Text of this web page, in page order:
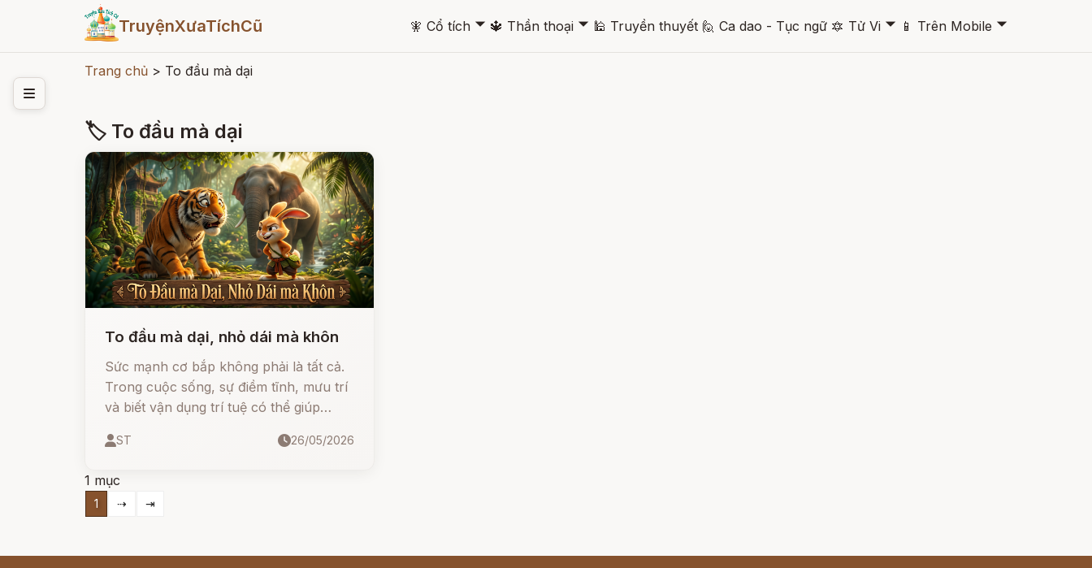
TruyệnXưaTíchCũ 🧚 Cổ tích 🞃 🔱 Thần thoại 🞃 🕌 Truyền thuyết 🙋 Ca dao - Tục ngữ 🔯 Tử Vi 🞃 📱 Trên Mobile 🞃
Trang chủ > To đầu mà dại
🏷 To đầu mà dại
To đầu mà dại, nhỏ dái mà khôn
Sức mạnh cơ bắp không phải là tất cả.
Trong cuộc sống, sự điềm tĩnh, mưu trí
và biết vận dụng trí tuệ có thể giúp
hiểm nghèo nhất.
ST 26/05/2026
1 mục
1 ⇢ ⇥